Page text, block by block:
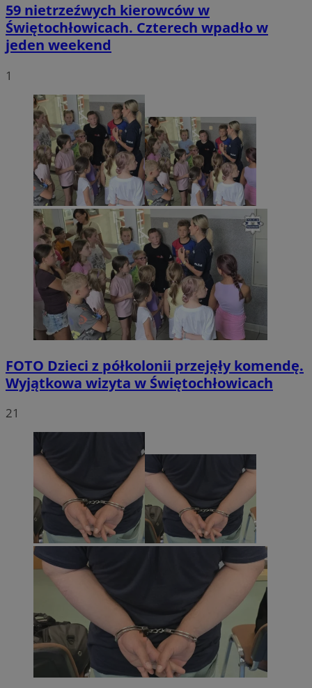
59 nietrzeźwych kierowców w
Świętochłowicach. Czterech wpadło w
jeden weekend
1
FOTO Dzieci z półkolonii przejęły komendę.
Wyjątkowa wizyta w Świętochłowicach
21